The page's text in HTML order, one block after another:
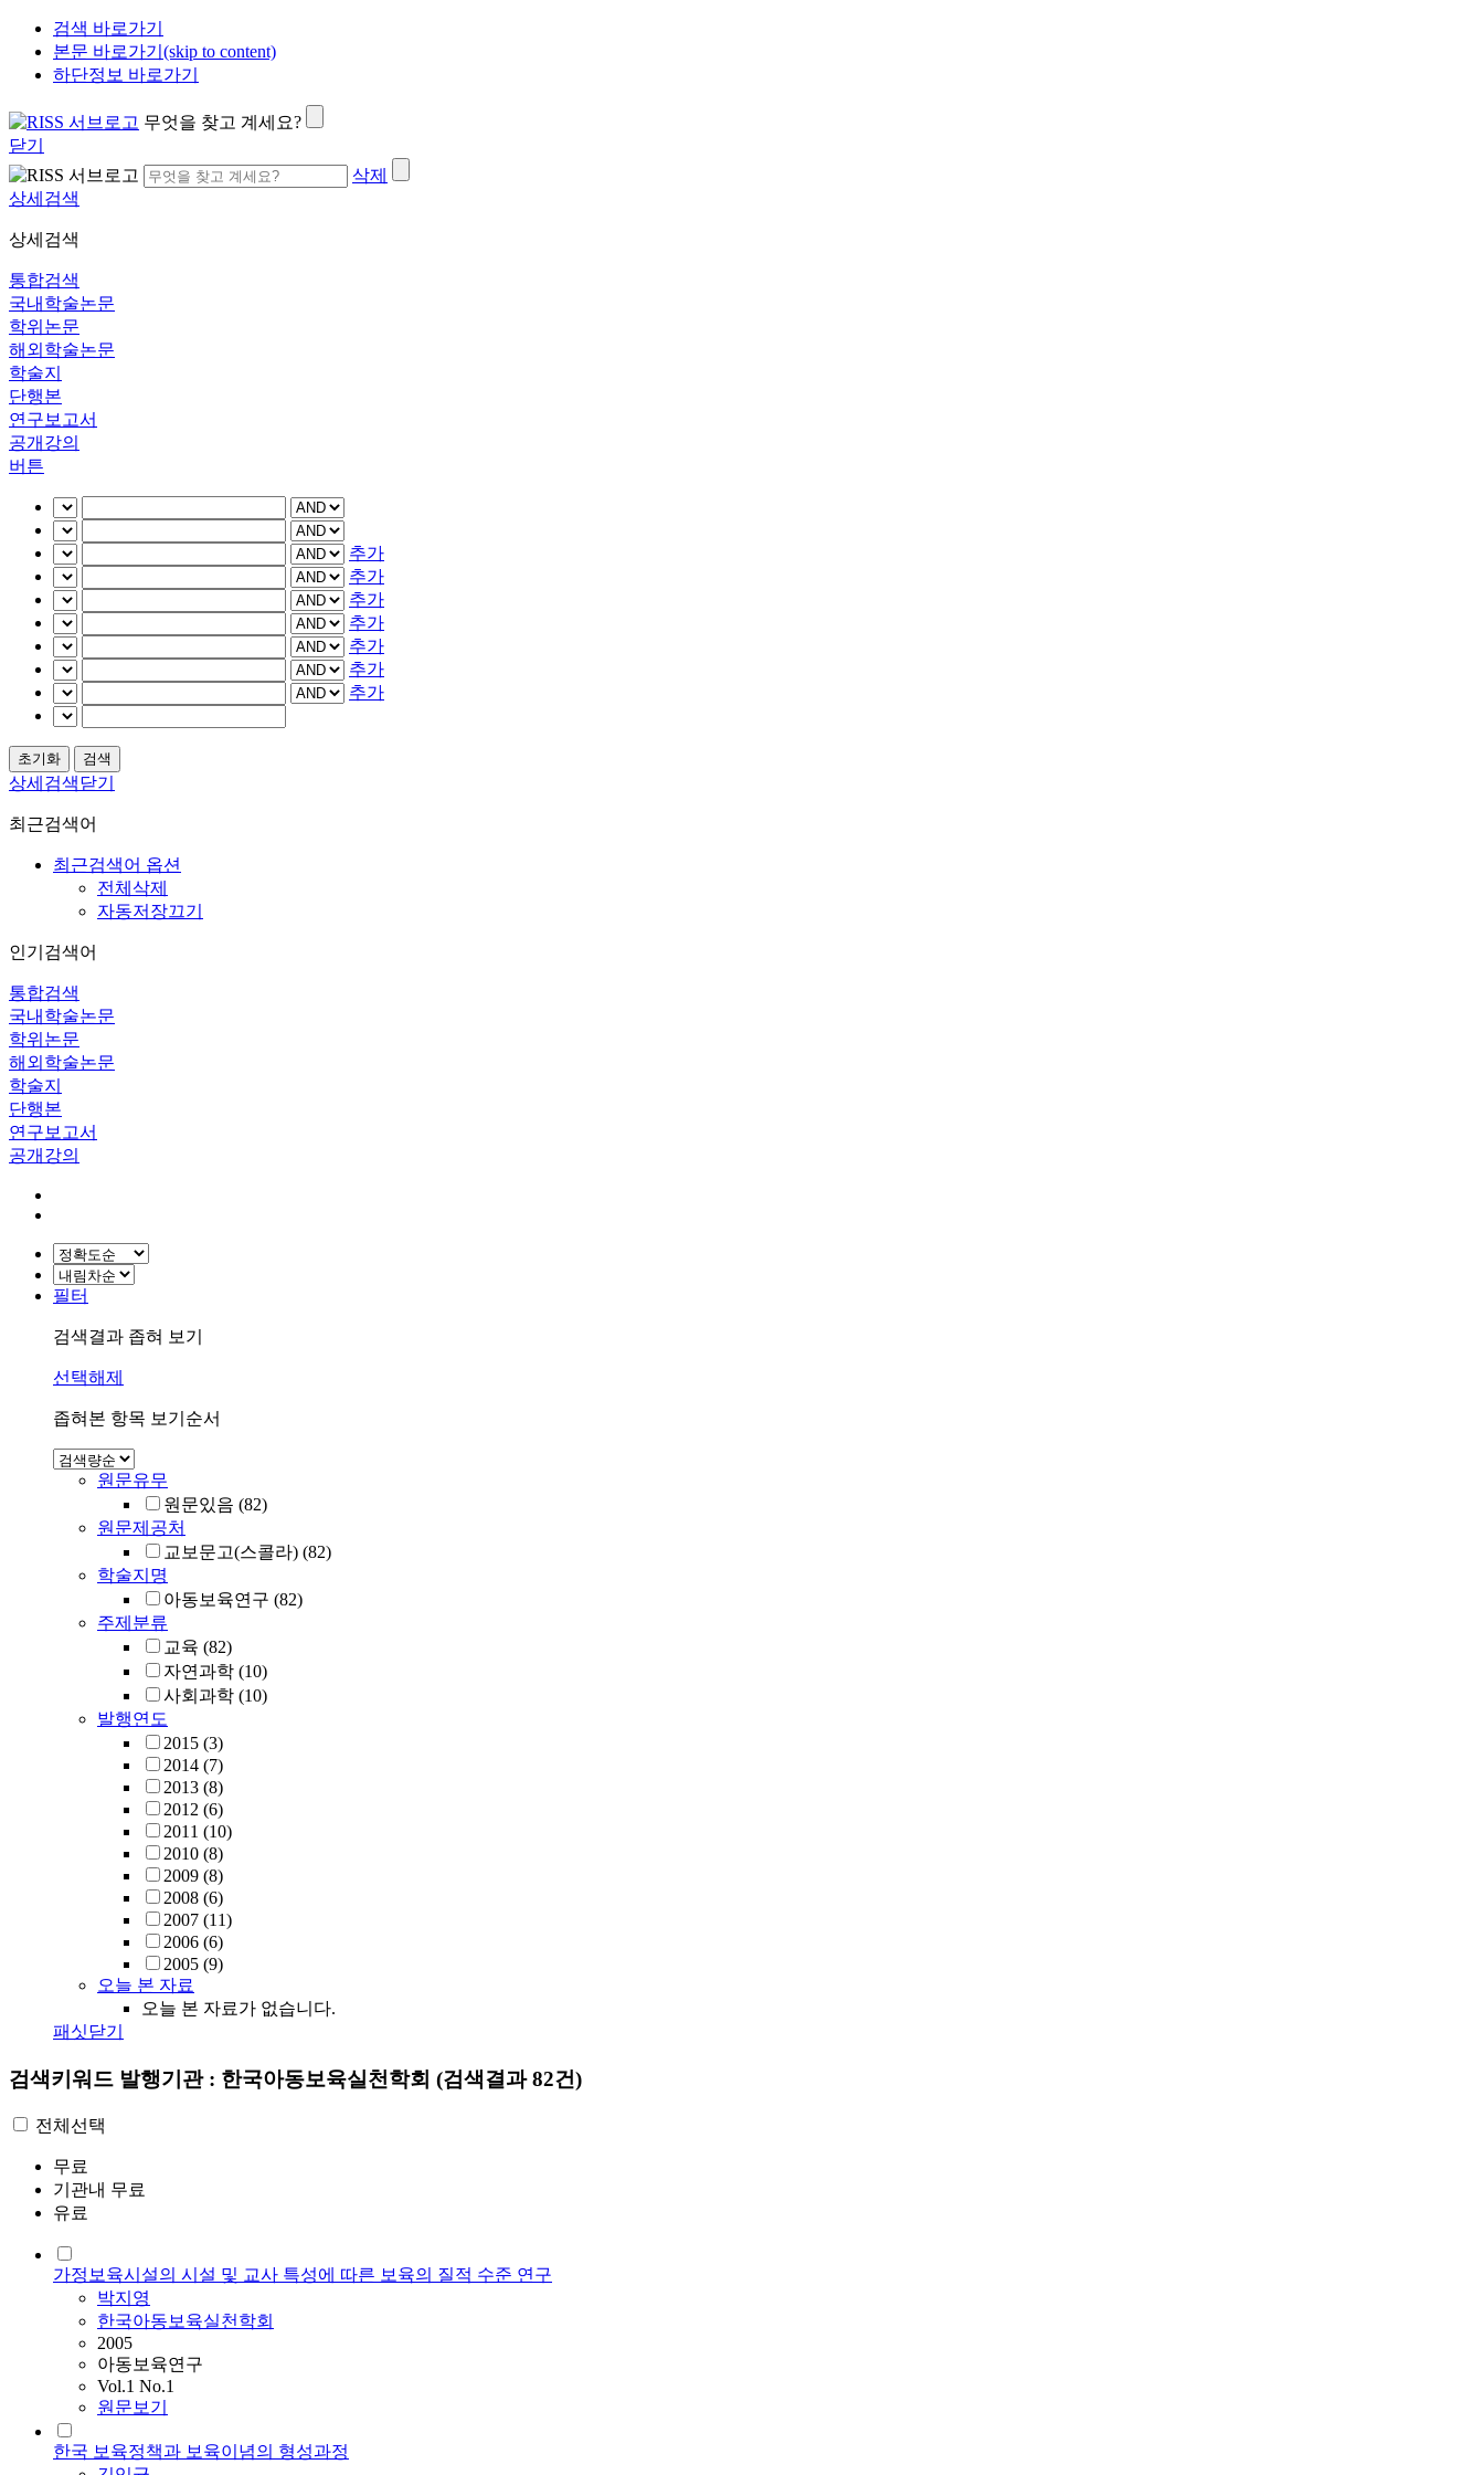
검색 바로가기
본문 바로가기(skip to content)
하단정보 바로가기
무엇을 찾고 계세요?
닫기
삭제
상세검색
상세검색
통합검색
국내학술논문
학위논문
해외학술논문
학술지
단행본
연구보고서
공개강의
버튼
추가
추가
추가
추가
추가
추가
추가
상세검색닫기
최근검색어
최근검색어 옵션
전체삭제
자동저장끄기
인기검색어
통합검색
국내학술논문
학위논문
해외학술논문
학술지
단행본
연구보고서
공개강의
필터
검색결과 좁혀 보기
선택해제
좁혀본 항목 보기순서
원문유무
원문있음 (82)
원문제공처
교보문고(스콜라) (82)
학술지명
아동보육연구 (82)
주제분류
교육 (82)
자연과학 (10)
사회과학 (10)
발행연도
2015 (3)
2014 (7)
2013 (8)
2012 (6)
2011 (10)
2010 (8)
2009 (8)
2008 (6)
2007 (11)
2006 (6)
2005 (9)
오늘 본 자료
오늘 본 자료가 없습니다.
패싯닫기
검색키워드 발행기관 : 한국아동보육실천학회 (검색결과 82건)
전체선택
무료
기관내 무료
유료
가정보육시설의 시설 및 교사 특성에 따른 보육의 질적 수준 연구
박지영
한국아동보육실천학회
2005
아동보육연구
Vol.1 No.1
원문보기
한국 보육정책과 보육이념의 형성과정